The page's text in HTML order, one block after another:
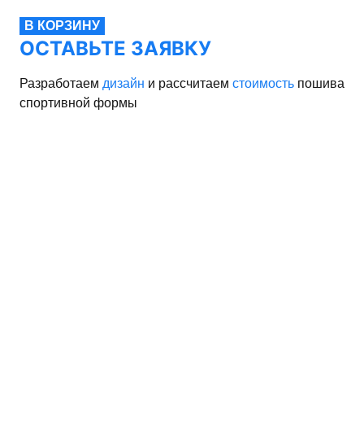
В КОРЗИНУ
ОСТАВЬТЕ ЗАЯВКУ
Разработаем дизайн и рассчитаем стоимость пошива
спортивной формы